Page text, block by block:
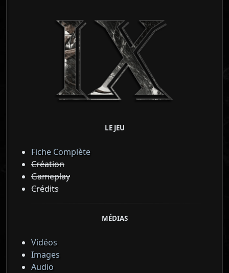
LE JEU
Fiche Complète
Création
Gameplay
Crédits
MÉDIAS
Vidéos
Images
Audio